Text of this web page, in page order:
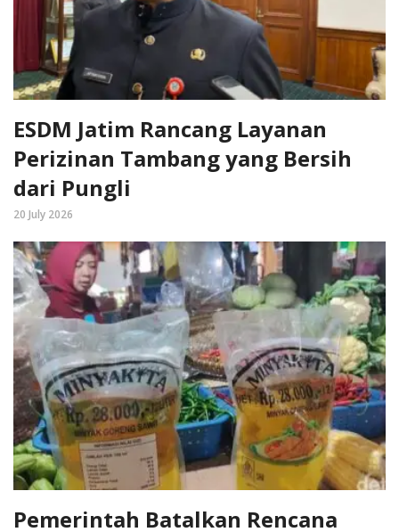
ESDM Jatim Rancang Layanan
Perizinan Tambang yang Bersih
dari Pungli
20 July 2026
Pemerintah Batalkan Rencana